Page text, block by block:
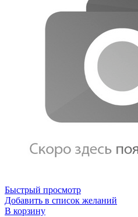
Быстрый просмотр
Добавить в список желаний
В корзину